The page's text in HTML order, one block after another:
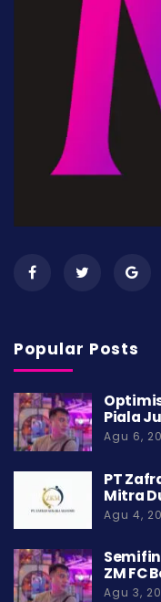
Popular Posts
Piala
Agu 6,
PT
Mitra
Agu 4,
ZM FC
Agu 3,